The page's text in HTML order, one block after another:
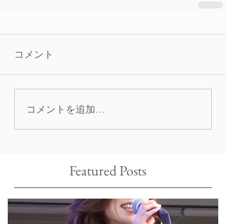
コメント
コメントを追加…
Featured Posts